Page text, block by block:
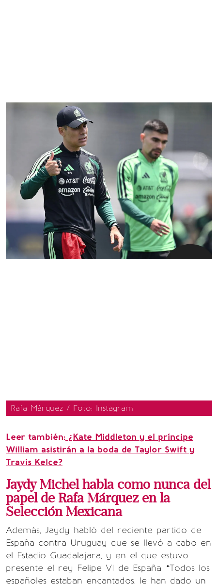
Rafa Márquez / Foto: Instagram
Leer también: ¿Kate Middleton y el príncipe
William asistirán a la boda de Taylor Swift y
Travis Kelce?
Jaydy Michel habla como nunca del
papel de Rafa Márquez en la
Selección Mexicana
Además, Jaydy habló del reciente partido de
España contra Uruguay que se llevó a cabo en
el Estadio Guadalajara, y en el que estuvo
presente el rey Felipe VI de España. “Todos los
españoles estaban encantados, le han dado un